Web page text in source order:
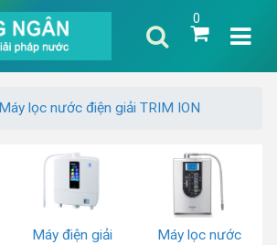
0
Máy lọc nước điện giải TRIM ION
Máy điện giải
Máy lọc nước